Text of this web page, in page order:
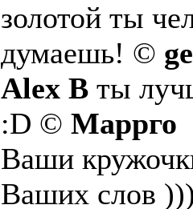
золотой ты
думаешь! ©
Alex B ты
:D © Маррго
Ваши
Ваших слов